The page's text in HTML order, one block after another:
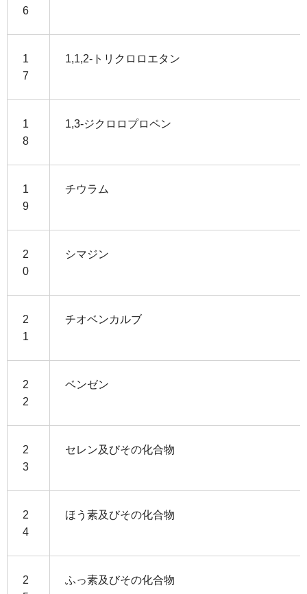
6
1
7
1,1,2-トリクロロエタン
1
8
1,3-ジクロロプロペン
1
9
チウラム
2
0
シマジン
2
1
チオベンカルブ
2
2
ベンゼン
2
3
セレン及びその化合物
2
4
ほう素及びその化合物
2
ふっ素及びその化合物